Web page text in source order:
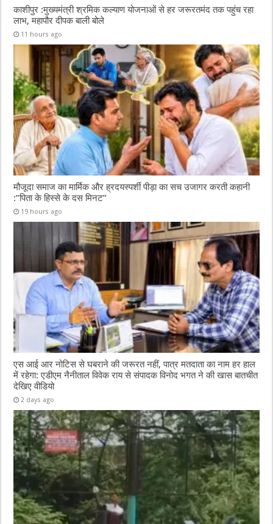
काशीपुर :मुख्यमंत्री श्रमिक कल्याण योजनाओं से हर जरूरतमंद तक पहुंच रहा
लाभ, महापौर दीपक बाली बोले
11 hours ago
मौजूदा समाज का मार्मिक और ह्रदयस्पर्शी पीड़ा का सच उजागर करती कहानी
:”पिता के हिस्से के दस मिनट”
19 hours ago
एस आई आर नोटिस से घबराने की जरूरत नहीं, पात्र मतदाता का नाम हर हाल
में रहेगा: एडीएम नैनीताल विवेक राय से संपादक विनोद भगत ने की खास बातचीत
देखिए वीडियो
2 days ago